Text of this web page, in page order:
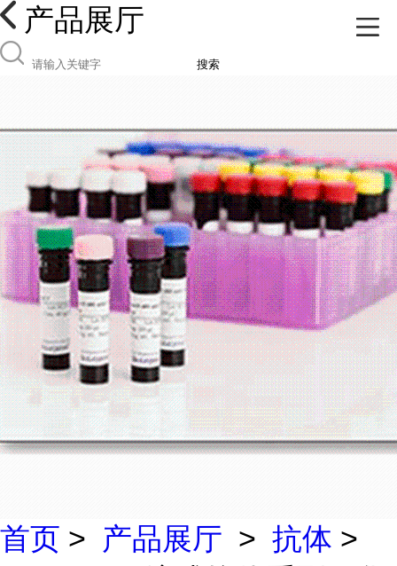
产品展厅
搜索
首页 > 产品展厅 > 抗体 >